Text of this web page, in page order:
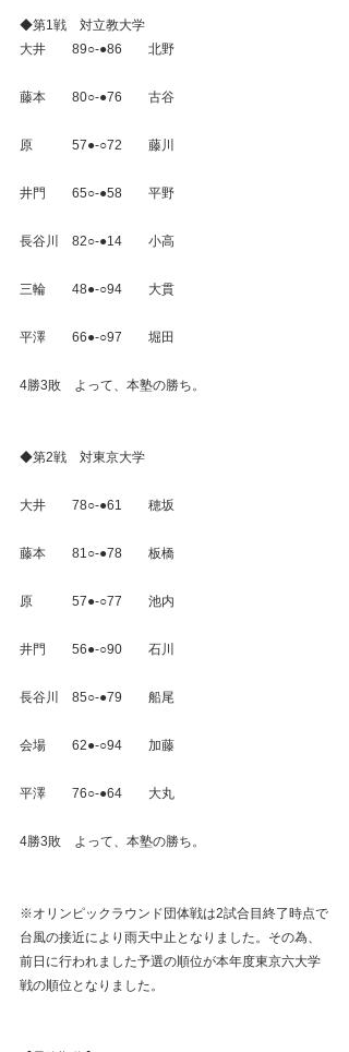
◆第1戦　対立教大学
大井　　89○‐●86　　北野
藤本　　80○‐●76　　古谷
原　　　57●‐○72　　藤川
井門　　65○‐●58　　平野
長谷川　82○‐●14　　小高
三輪　　48●‐○94　　大貫
平澤　　66●‐○97　　堀田
4勝3敗　よって、本塾の勝ち。
◆第2戦　対東京大学
大井　　78○‐●61　　穂坂
藤本　　81○‐●78　　板橋
原　　　57●‐○77　　池内
井門　　56●‐○90　　石川
長谷川　85○‐●79　　船尾
会場　　62●‐○94　　加藤
平澤　　76○‐●64　　大丸
4勝3敗　よって、本塾の勝ち。
※オリンピックラウンド団体戦は2試合目終了時点で
台風の接近により雨天中止となりました。その為、
前日に行われました予選の順位が本年度東京六大学
戦の順位となりました。